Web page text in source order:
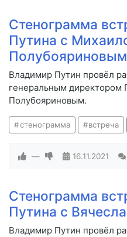
Стенограмма
Путина с
Полубояриновым
Владимир Путин провёл
генеральным
Полубояриновым.
стенограмма встреча
— 16.11.2021
Стенограмма
Путина с
Владимир Путин провёл